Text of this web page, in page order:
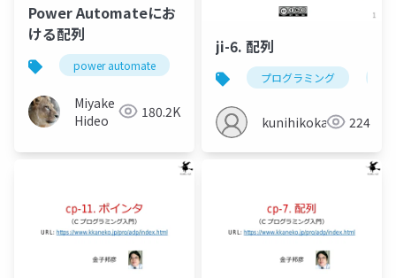
Power Automateにお
ける配列
power automate power platform array
Miyake
Hideo
180.2K
ji-6. 配列
プログラミング
kunihikokaneko224